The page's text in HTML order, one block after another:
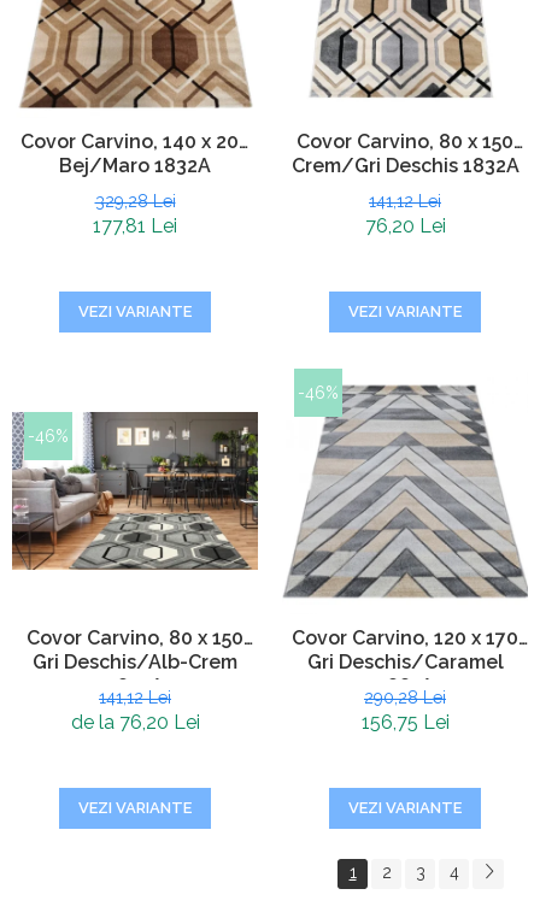
Covor Carvino, 140 x 200
Bej/Maro 1832A
329,28 Lei
177,81 Lei
VEZI VARIANTE
Covor Carvino, 80 x 150
Crem/Gri Deschis 1832A
141,12 Lei
76,20 Lei
VEZI VARIANTE
-46%
Covor Carvino, 80 x 150
Gri Deschis/Alb-Crem
1832A
141,12 Lei
de la 76,20 Lei
VEZI VARIANTE
-46%
Covor Carvino, 120 x 170
Gri Deschis/Caramel
1881A
290,28 Lei
156,75 Lei
VEZI VARIANTE
1 2 3 4